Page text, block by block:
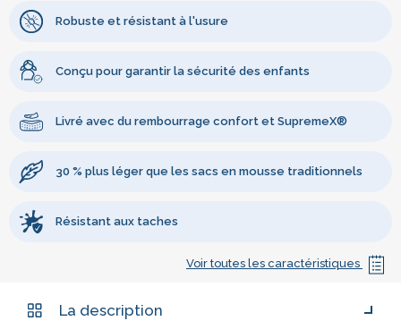
Robuste et résistant à l'usure
Conçu pour garantir la sécurité des enfants
Livré avec du rembourrage confort et SupremeX®
30 % plus léger que les sacs en mousse traditionnels
Résistant aux taches
Voir toutes les caractéristiques
La description